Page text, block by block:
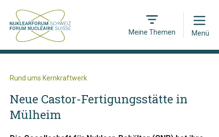
Meine Themen
Open
Menü
Rund ums Kernkraftwerk
Neue Castor-Fertigungsstätte in
Mülheim